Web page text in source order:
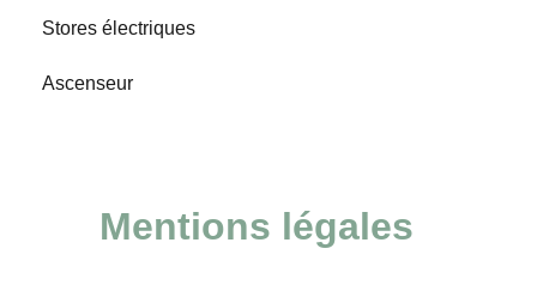
Stores électriques
Ascenseur
Mentions légales